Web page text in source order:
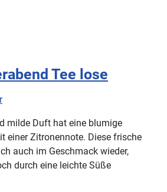
Tee lose
milde Duft hat eine blumige
einer Zitronennote. Diese frische
auch im Geschmack wieder,
durch eine leichte Süße